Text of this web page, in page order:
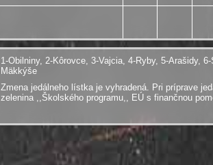
1-Obilniny, 2-Kôrovce, 3-Vajcia, 4-Ryby, 5-Arašidy,
Mäkkýše
Zmena jedálneho lístka je vyhradená. Pri príprave
zelenina ,,Školského programu,, EÚ s finančnou